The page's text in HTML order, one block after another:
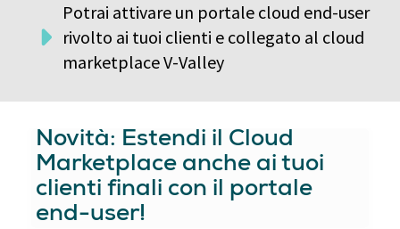
Potrai attivare un portale cloud end-user
rivolto ai tuoi clienti e collegato al cloud
marketplace V-Valley
Novità: Estendi il Cloud
Marketplace anche ai tuoi
clienti finali con il portale
end-user!